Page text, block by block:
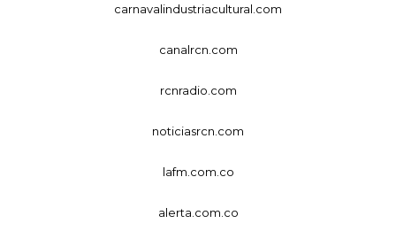
carnavalindustriacultural.com
canalrcn.com
rcnradio.com
noticiasrcn.com
lafm.com.co
alerta.com.co